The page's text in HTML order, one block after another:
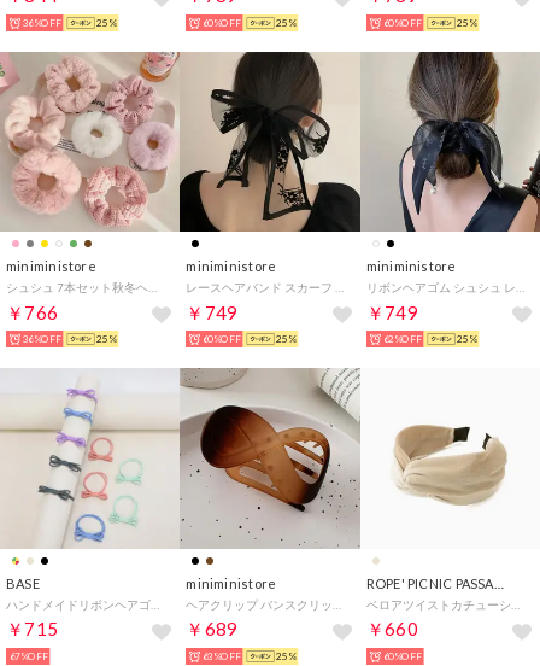
36%OFF 25% 60%OFF 25% 60%OFF 25%
miniministore
￥766
36%OFF 25%
miniministore
￥749
60%OFF 25%
miniministore
￥749
62%OFF 25%
BASE
￥715
67%OFF
miniministore
￥689
63%OFF 25%
￥660
60%OFF